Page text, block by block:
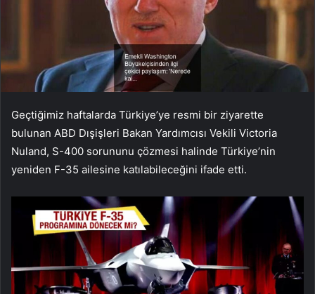
Geçtiğimiz haftalarda Türkiye’ye resmi bir ziyarette
bulunan ABD Dışişleri Bakan Yardımcısı Vekili Victoria
Nuland, S-400 sorununu çözmesi halinde Türkiye’nin
yeniden F-35 ailesine katılabileceğini ifade etti.